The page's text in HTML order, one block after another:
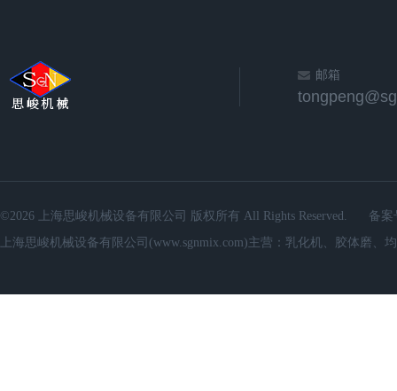
邮箱
©2026 上海思峻机械设备有限公司 版权所有 All Rights Reserved.
备案
上海思峻机械设备有限公司(www.sgnmix.com)主营：乳化机、胶体磨